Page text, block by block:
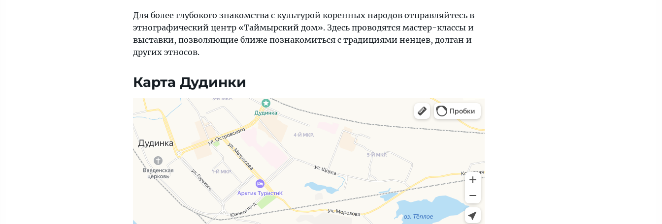
Для более глубокого знакомства с культурой коренных народов отправляйтесь в
этнографический центр «Таймырский дом». Здесь проводятся мастер-классы и
выставки, позволяющие ближе познакомиться с традициями ненцев, долган и
других этносов.
Карта Дудинки
Яндекс Карты — транспорт, навигация, поиск мест